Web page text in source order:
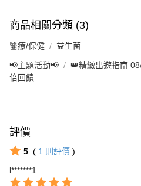
商品相關分類 (3)
醫療/保健 益生菌
📢主題活動📢 👑精緻出遊指南
倍回饋
評價
5 ( 1 則評價 )
l*******1